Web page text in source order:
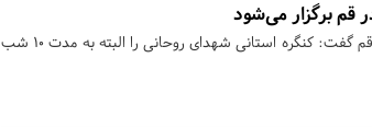
قم برگزار می‌شود
فرمانده سپاه علی بن ابیطالب (ع) استان قم گفت: کنگره استانی شهدای روحانی را البته به مدت 10 شب